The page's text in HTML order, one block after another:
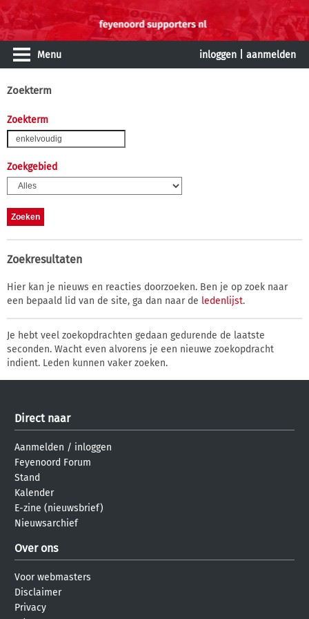
Menu inloggen aanmelden
Zoekterm
Zoekterm
Zoekgebied
Zoekresultaten
Hier kan je nieuws en reacties doorzoeken. Ben je op zoek naar
een bepaald lid van de site, ga dan naar de ledenlijst.
Je hebt veel zoekopdrachten gedaan gedurende de laatste
seconden. Wacht even alvorens je een nieuwe zoekopdracht
indient. Leden kunnen vaker zoeken.
Direct naar
Aanmelden / inloggen
Feyenoord Forum
Stand
Kalender
E-zine (nieuwsbrief)
Nieuwsarchief
Over ons
Voor webmasters
Disclaimer
Privacy